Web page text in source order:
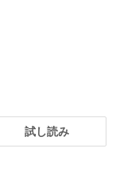
試し読み